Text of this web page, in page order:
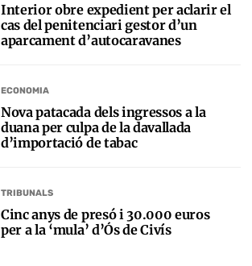
Interior obre expedient per aclarir el
cas del penitenciari gestor d’un
aparcament d’autocaravanes
ECONOMIA
Nova patacada dels ingressos a la
duana per culpa de la davallada
d’importació de tabac
TRIBUNALS
Cinc anys de presó i 30.000 euros
per a la ‘mula’ d’Ós de Civís